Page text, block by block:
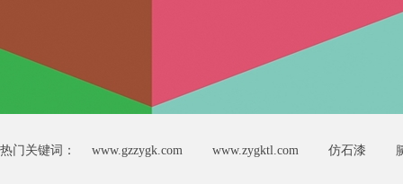
热门关键词： www.gzzygk.com www.zygktl.com 仿石漆